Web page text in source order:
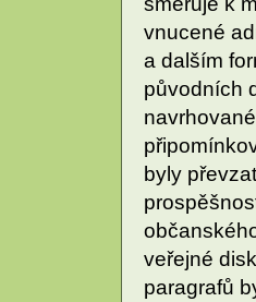
vnucené
a dalším
původních
byly
veřejné
paragrafů